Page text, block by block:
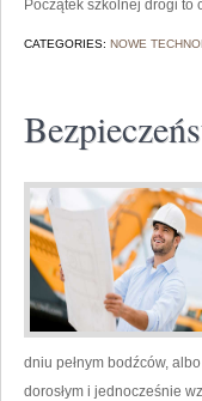
Początek szkolnej drogi to
CATEGORIES: NOWE
dniu pełnym bodźców,
dorosłym i jednocześnie